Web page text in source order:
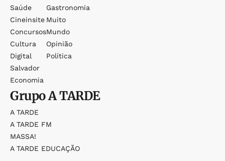
Saúde
Cineinsite
Concursos
Cultura
Digital
Salvador
Economia
Gastronomia
Muito
Mundo
Opinião
Política
GrupoA TARDE
A TARDE
A TARDE FM
MASSA!
A TARDE EDUCAÇÃO